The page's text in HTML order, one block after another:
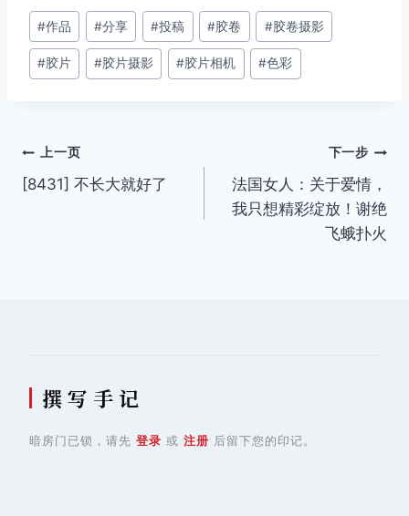
文
章
标
#作品 #分享 #投稿 #胶卷 #胶卷摄影
#胶片 #胶片摄影 #胶片相机 #色彩
文
章
上一页
[8431] 不长大就好了
下一步
法国女人：关于爱情，
我只想精彩绽放！谢绝
飞蛾扑火
撰 写 手 记
暗房门已锁，请先 登录 或 注册 后留下您的印记。